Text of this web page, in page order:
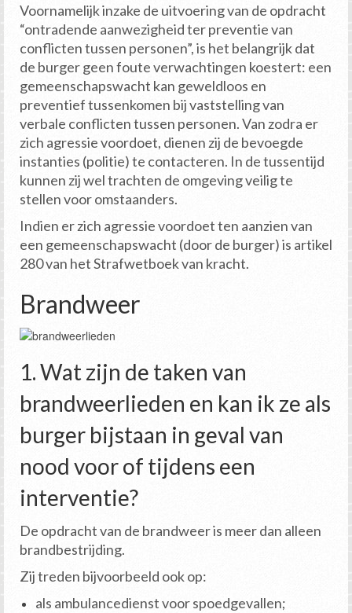
Voornamelijk inzake de uitvoering van de opdracht
“ontradende aanwezigheid ter preventie van
conflicten tussen personen”, is het belangrijk dat
de burger geen foute verwachtingen koestert: een
gemeenschapswacht kan geweldloos en
preventief tussenkomen bij vaststelling van
verbale conflicten tussen personen. Van zodra er
zich agressie voordoet, dienen zij de bevoegde
instanties (politie) te contacteren. In de tussentijd
kunnen zij wel trachten de omgeving veilig te
stellen voor omstaanders.
Indien er zich agressie voordoet ten aanzien van
een gemeenschapswacht (door de burger) is artikel
280 van het Strafwetboek van kracht.
Brandweer
1. Wat zijn de taken van
brandweerlieden en kan ik ze als
burger bijstaan in geval van
nood voor of tijdens een
interventie?
De opdracht van de brandweer is meer dan alleen
brandbestrijding.
Zij treden bijvoorbeeld ook op:
als ambulancedienst voor spoedgevallen;